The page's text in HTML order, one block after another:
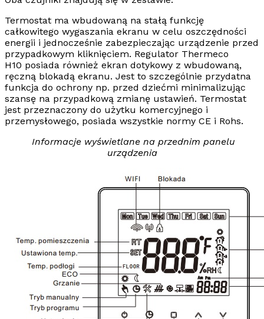
Termostat ma wbudowaną na stałą funkcję
całkowitego wygaszania ekranu w celu oszczędności
energii i jednocześnie zabezpieczając urządzenie przed
przypadkowym kliknięciem. Regulator Thermeco
H10 posiada również ekran dotykowy z wbudowaną,
ręczną blokadą ekranu. Jest to szczególnie przydatna
funkcja do ochrony np. przed dziećmi minimalizując
szansę na przypadkową zmianę ustawień. Termostat
jest przeznaczony do użytku komercyjnego i
przemysłowego, posiada wszystkie normy CE i Rohs.
Informacje wyświetlane na przednim panelu
urządzenia